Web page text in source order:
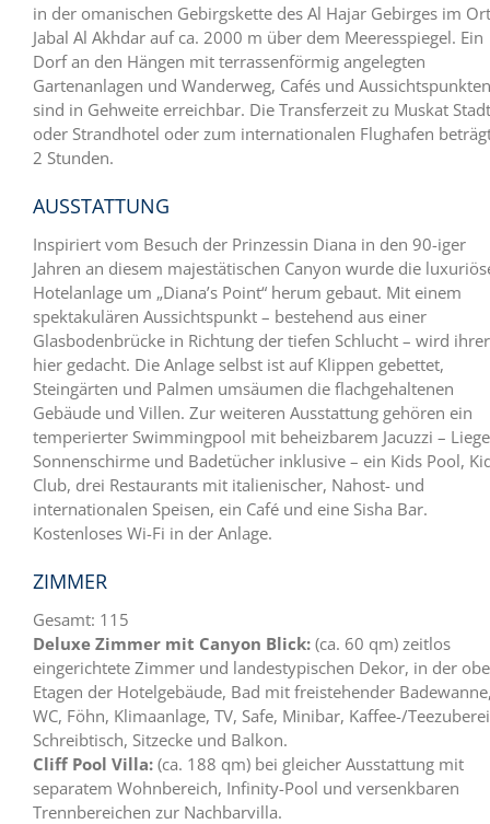
in der omanischen Gebirgskette des Al Hajar Gebirges im
Jabal Al Akhdar auf ca. 2000 m über dem Meeresspiegel. Ein
Dorf an den Hängen mit terrassenförmig angelegten
Gartenanlagen und Wanderweg, Cafés und Aussichtspunkten
sind in Gehweite erreichbar. Die Transferzeit zu Muskat
oder Strandhotel oder zum internationalen Flughafen
2 Stunden.
AUSSTATTUNG
Inspiriert vom Besuch der Prinzessin Diana in den 90-iger
Jahren an diesem majestätischen Canyon wurde die
Hotelanlage um „Diana’s Point“ herum gebaut. Mit einem
spektakulären Aussichtspunkt – bestehend aus einer
Glasbodenbrücke in Richtung der tiefen Schlucht – wird ihrer
hier gedacht. Die Anlage selbst ist auf Klippen gebettet,
Steingärten und Palmen umsäumen die flachgehaltenen
Gebäude und Villen. Zur weiteren Ausstattung gehören ein
temperierter Swimmingpool mit beheizbarem Jacuzzi –
Sonnenschirme und Badetücher inklusive – ein Kids Pool,
Club, drei Restaurants mit italienischer, Nahost- und
internationalen Speisen, ein Café und eine Sisha Bar.
Kostenloses Wi-Fi in der Anlage.
ZIMMER
Gesamt: 115
Deluxe Zimmer mit Canyon Blick: (ca. 60 qm) zeitlos
eingerichtete Zimmer und landestypischen Dekor, in der
Etagen der Hotelgebäude, Bad mit freistehender
WC, Föhn, Klimaanlage, TV, Safe, Minibar, Kaffee-/
Schreibtisch, Sitzecke und Balkon.
Cliff Pool Villa: (ca. 188 qm) bei gleicher Ausstattung mit
separatem Wohnbereich, Infinity-Pool und versenkbaren
Trennbereichen zur Nachbarvilla.